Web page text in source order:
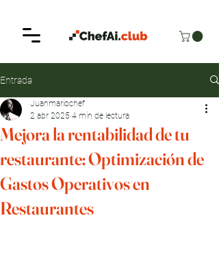
Entrada
Mejora la rentabilidad de tu
restaurante: Optimización de
Gastos Operativos en
Restaurantes
Juanmariochef
2 abr 2025 4 min de lectura